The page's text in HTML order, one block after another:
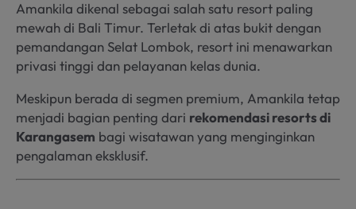
Amankila dikenal sebagai salah satu resort paling
mewah di Bali Timur. Terletak di atas bukit dengan
pemandangan Selat Lombok, resort ini menawarkan
privasi tinggi dan pelayanan kelas dunia.
Meskipun berada di segmen premium, Amankila tetap
menjadi bagian penting dari rekomendasi resorts di
Karangasem bagi wisatawan yang menginginkan
pengalaman eksklusif.